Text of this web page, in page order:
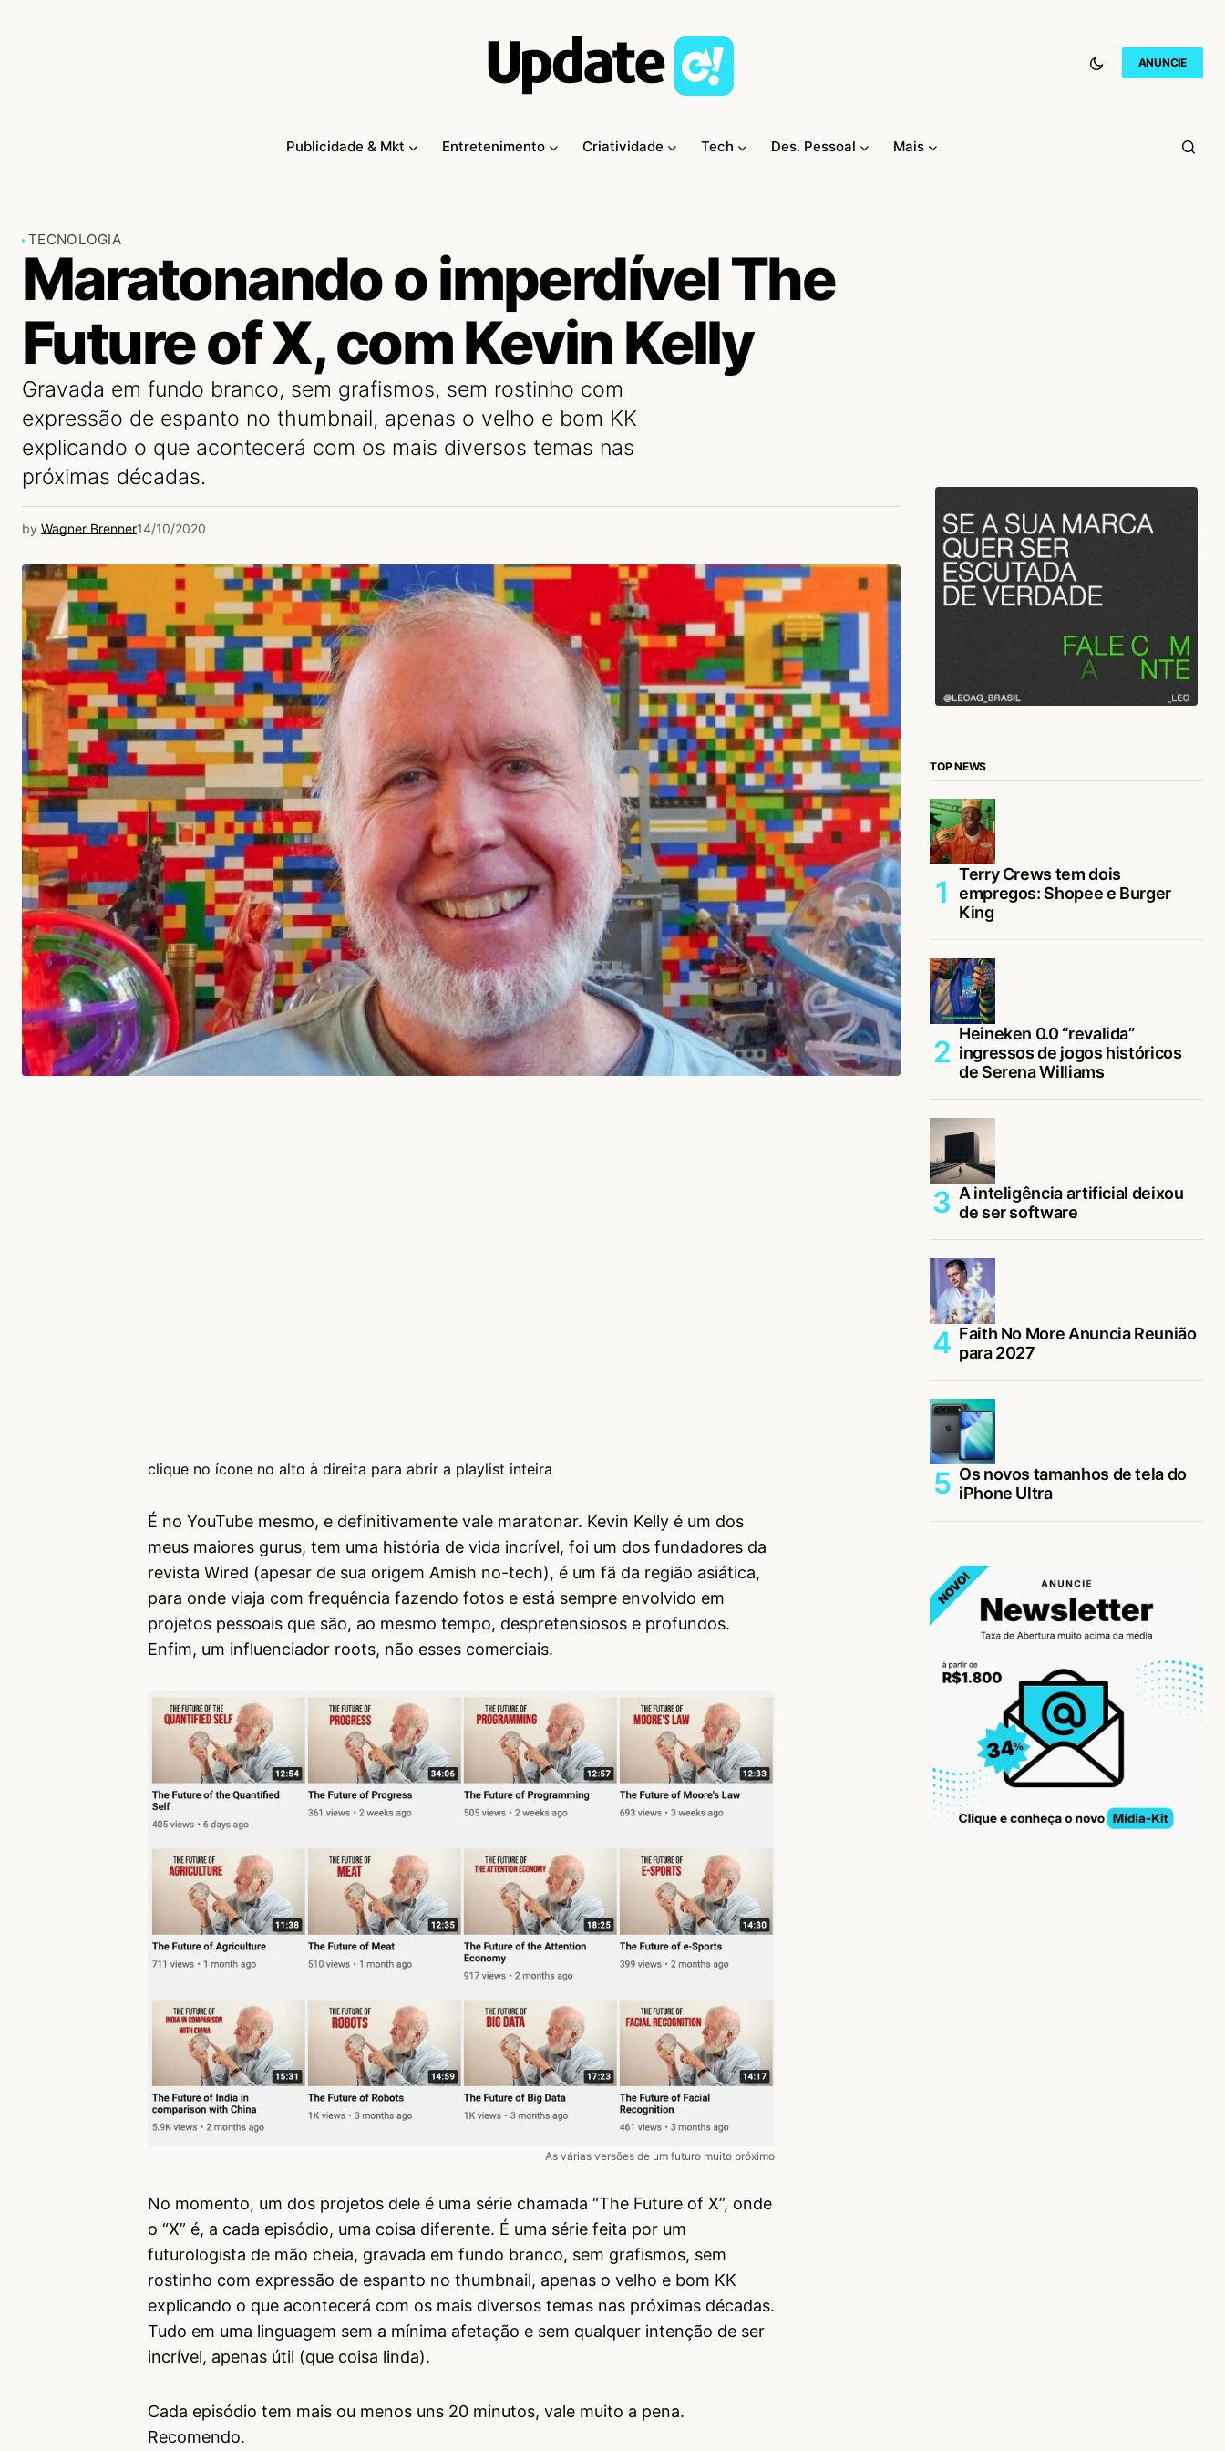
ANUNCIE
Publicidade & Mkt Entretenimento Criatividade Tech Des. Pessoal Mais
TECNOLOGIA
Maratonando o imperdível The
Future of X, com Kevin Kelly
Gravada em fundo branco, sem grafismos, sem rostinho com
expressão de espanto no thumbnail, apenas o velho e bom KK
explicando o que acontecerá com os mais diversos temas nas
próximas décadas.
by Wagner Brenner14/10/2020
clique no ícone no alto à direita para abrir a playlist inteira
É no YouTube mesmo, e definitivamente vale maratonar. Kevin Kelly é um dos
meus maiores gurus, tem uma história de vida incrível, foi um dos fundadores da
revista Wired (apesar de sua origem Amish no-tech), é um fã da região asiática,
para onde viaja com frequência fazendo fotos e está sempre envolvido em
projetos pessoais que são, ao mesmo tempo, despretensiosos e profundos.
Enfim, um influenciador roots, não esses comerciais.
As várias versões de um futuro muito próximo
No momento, um dos projetos dele é uma série chamada “The Future of X”, onde
o “X” é, a cada episódio, uma coisa diferente. É uma série feita por um
futurologista de mão cheia, gravada em fundo branco, sem grafismos, sem
rostinho com expressão de espanto no thumbnail, apenas o velho e bom KK
explicando o que acontecerá com os mais diversos temas nas próximas décadas.
Tudo em uma linguagem sem a mínima afetação e sem qualquer intenção de ser
incrível, apenas útil (que coisa linda).
Cada episódio tem mais ou menos uns 20 minutos, vale muito a pena.
Recomendo.
TOP NEWS
Terry Crews tem dois
empregos: Shopee e Burger
King
Heineken 0.0 “revalida”
ingressos de jogos históricos
de Serena Williams
A inteligência artificial deixou
de ser software
Faith No More Anuncia Reunião
para 2027
Os novos tamanhos de tela do
iPhone Ultra